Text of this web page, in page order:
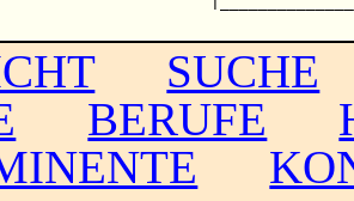
SUCHE
BERUFE